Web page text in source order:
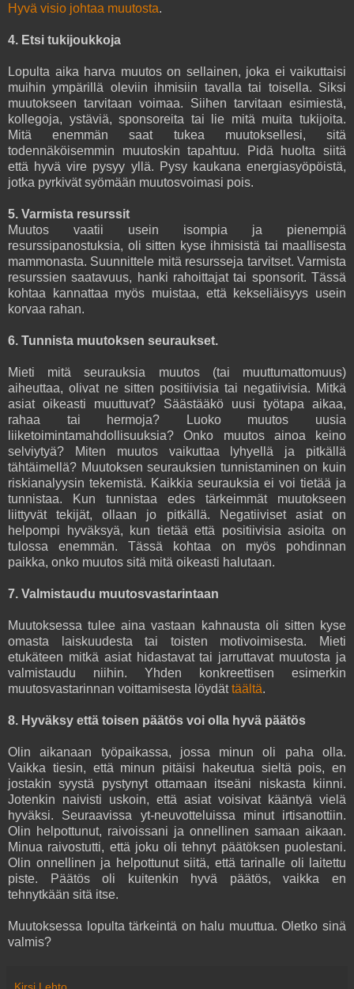
Hyvä visio johtaa muutosta.
4. Etsi tukijoukkoja
Lopulta aika harva muutos on sellainen, joka ei vaikuttaisi
muihin ympärillä oleviin ihmisiin tavalla tai toisella. Siksi
muutokseen tarvitaan voimaa. Siihen tarvitaan esimiestä,
kollegoja, ystäviä, sponsoreita tai lie mitä muita tukijoita.
Mitä enemmän saat tukea muutoksellesi, sitä
todennäköisemmin muutoskin tapahtuu. Pidä huolta siitä
että hyvä vire pysyy yllä. Pysy kaukana energiasyöpöistä,
jotka pyrkivät syömään muutosvoimasi pois.
5. Varmista resurssit
Muutos vaatii usein isompia ja pienempiä
resurssipanostuksia, oli sitten kyse ihmisistä tai maallisesta
mammonasta. Suunnittele mitä resursseja tarvitset. Varmista
resurssien saatavuus, hanki rahoittajat tai sponsorit. Tässä
kohtaa kannattaa myös muistaa, että kekseliäisyys usein
korvaa rahan.
6. Tunnista muutoksen seuraukset.
Mieti mitä seurauksia muutos (tai muuttumattomuus)
aiheuttaa, olivat ne sitten positiivisia tai negatiivisia. Mitkä
asiat oikeasti muuttuvat? Säästääkö uusi työtapa aikaa,
rahaa tai hermoja? Luoko muutos uusia
liiketoimintamahdollisuuksia? Onko muutos ainoa keino
selviytyä? Miten muutos vaikuttaa lyhyellä ja pitkällä
tähtäimellä? Muutoksen seurauksien tunnistaminen on kuin
riskianalyysin tekemistä. Kaikkia seurauksia ei voi tietää ja
tunnistaa. Kun tunnistaa edes tärkeimmät muutokseen
liittyvät tekijät, ollaan jo pitkällä. Negatiiviset asiat on
helpompi hyväksyä, kun tietää että positiivisia asioita on
tulossa enemmän. Tässä kohtaa on myös pohdinnan
paikka, onko muutos sitä mitä oikeasti halutaan.
7. Valmistaudu muutosvastarintaan
Muutoksessa tulee aina vastaan kahnausta oli sitten kyse
omasta laiskuudesta tai toisten motivoimisesta. Mieti
etukäteen mitkä asiat hidastavat tai jarruttavat muutosta ja
valmistaudu niihin. Yhden konkreettisen esimerkin
muutosvastarinnan voittamisesta löydättäältä.
8. Hyväksy että toisen päätös voi olla hyvä päätös
Olin aikanaan työpaikassa, jossa minun oli paha olla.
Vaikka tiesin, että minun pitäisi hakeutua sieltä pois, en
jostakin syystä pystynyt ottamaan itseäni niskasta kiinni.
Jotenkin naivisti uskoin, että asiat voisivat kääntyä vielä
hyväksi. Seuraavissa yt-neuvotteluissa minut irtisanottiin.
Olin helpottunut, raivoissani ja onnellinen samaan aikaan.
Minua raivostutti, että joku oli tehnyt päätöksen puolestani.
Olin onnellinen ja helpottunut siitä, että tarinalle oli laitettu
piste. Päätös oli kuitenkin hyvä päätös, vaikka en
tehnytkään sitä itse.
Muutoksessa lopulta tärkeintä on halu muuttua. Oletko sinä
valmis?
Kirsi Lehto